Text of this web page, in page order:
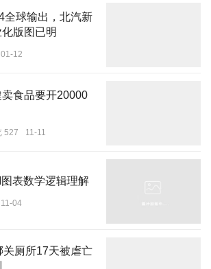
全球输出，北汽新
版图已明
01-12
食品要开20000
527 11-11
表数学逻辑理解
11-04
厕所17天被虐亡